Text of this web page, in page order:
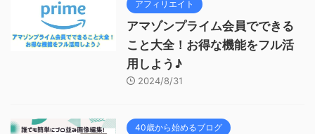
アフィリエイト
アマゾンプライム会員でできる
こと大全！お得な機能をフル活
用しよう♪
2024/8/31
40歳から始めるブログ